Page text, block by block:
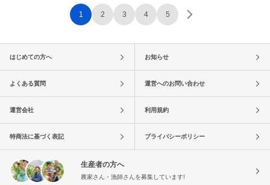
1 2 3 4 5
はじめての方へ お知らせ
よくある質問 運営へのお問い合わせ
運営会社 利用規約
特商法に基づく表記 プライバシーポリシー
生産者の方へ
農家さん・漁師さんを募集しています!